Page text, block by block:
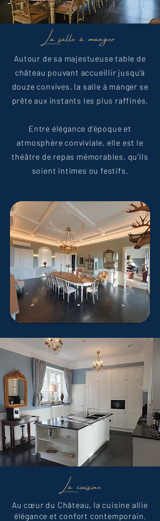
La salle à manger
Autour de sa majestueuse table de
château pouvant accueillir jusqu’à
douze convives, la salle à manger se
prête aux instants les plus raffinés.
Entre élégance d’époque et
atmosphère conviviale, elle est le
théâtre de repas mémorables, qu’ils
soient intimes ou festifs.
La cuisine
Au cœur du Château, la cuisine allie
élégance et confort contemporain.